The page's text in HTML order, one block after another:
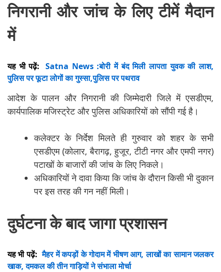
निगरानी और जांच के लिए टीमें मैदान
में
यह भी पढ़ें: Satna News :बोरी में बंद मिली लापता युवक की लाश,
पुलिस पर फूटा लोगों का गुस्सा,पुलिस पर पथराव
आदेश के पालन और निगरानी की जिम्मेदारी जिले में एसडीएम,
कार्यपालिक मजिस्ट्रेट और पुलिस अधिकारियों को सौंपी गई है।
कलेक्टर के निर्देश मिलते ही गुरुवार को शहर के सभी
एसडीएम (कोलार, बैरागढ़, हुजूर, टीटी नगर और एमपी नगर)
पटाखों के बाजारों की जांच के लिए निकले।
अधिकारियों ने दावा किया कि जांच के दौरान किसी भी दुकान
पर इस तरह की गन नहीं मिली।
दुर्घटना के बाद जागा प्रशासन
यह भी पढ़ें: मैहर में कपड़ों के गोदाम में भीषण आग, लाखों का सामान जलकर
खाक, दमकल की तीन गाड़ियों ने संभाला मोर्चा